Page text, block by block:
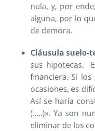
nula, y, por
alguna, por lo
de demora.
Cláusula suelo-
sus hipotecas.
financiera. Si
ocasiones, es
Así se haría
(…..)». Ya son
eliminar de los